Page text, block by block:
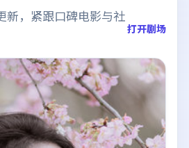
新，紧跟口碑电影与社
打开剧场